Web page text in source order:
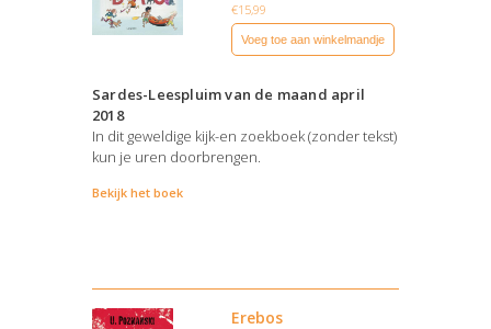
€15,99
Voeg toe aan winkelmandje
Sardes-Leespluim van de maand april
2018
In dit geweldige kijk-en zoekboek (zonder tekst)
kun je uren doorbrengen.
Bekijk het boek
Erebos